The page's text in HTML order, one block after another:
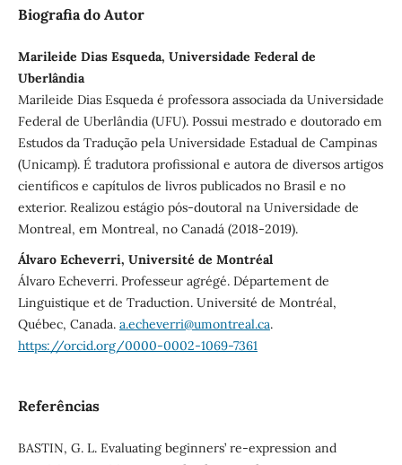
Biografia do Autor
Marileide Dias Esqueda, Universidade Federal de
Uberlândia
Marileide Dias Esqueda é professora associada da Universidade
Federal de Uberlândia (UFU). Possui mestrado e doutorado em
Estudos da Tradução pela Universidade Estadual de Campinas
(Unicamp). É tradutora profissional e autora de diversos artigos
científicos e capítulos de livros publicados no Brasil e no
exterior. Realizou estágio pós-doutoral na Universidade de
Montreal, em Montreal, no Canadá (2018-2019).
Álvaro Echeverri, Université de Montréal
Álvaro Echeverri. Professeur agrégé. Département de
Linguistique et de Traduction. Université de Montréal,
Québec, Canada. a.echeverri@umontreal.ca.
https://orcid.org/0000-0002-1069-7361
Referências
BASTIN, G. L. Evaluating beginners’ re-expression and